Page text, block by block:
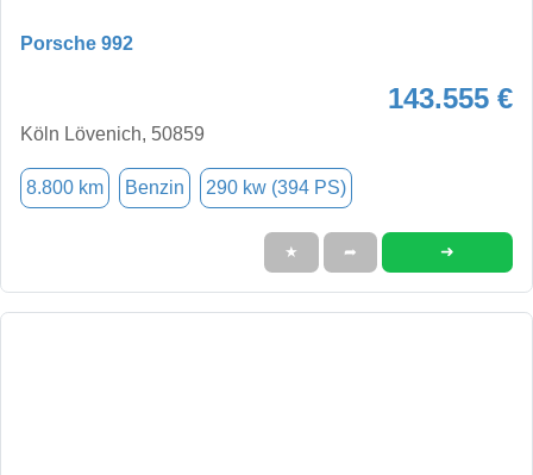
Porsche 992
143.555 €
Köln Lövenich, 50859
8.800 km Benzin 290 kw (394 PS)
★ ➦ ➜